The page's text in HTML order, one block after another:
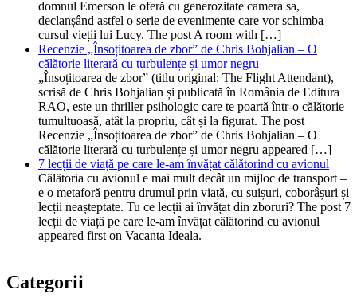
domnul Emerson le oferă cu generozitate camera sa,
declanșând astfel o serie de evenimente care vor schimba
cursul vieții lui Lucy. The post A room with […]
Recenzie „Însoțitoarea de zbor” de Chris Bohjalian – O
călătorie literară cu turbulențe și umor negru
„Însoțitoarea de zbor” (titlu original: The Flight Attendant),
scrisă de Chris Bohjalian și publicată în România de Editura
RAO, este un thriller psihologic care te poartă într-o călătorie
tumultuoasă, atât la propriu, cât și la figurat. The post
Recenzie „Însoțitoarea de zbor” de Chris Bohjalian – O
călătorie literară cu turbulențe și umor negru appeared […]
7 lecții de viață pe care le-am învățat călătorind cu avionul
Călătoria cu avionul e mai mult decât un mijloc de transport –
e o metaforă pentru drumul prin viață, cu suișuri, coborâșuri și
lecții neașteptate. Tu ce lecții ai învățat din zboruri? The post 7
lecții de viață pe care le-am învățat călătorind cu avionul
appeared first on Vacanta Ideala.
Categorii